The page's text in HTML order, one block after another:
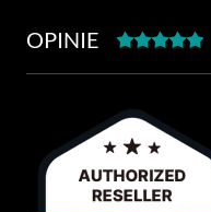
OPINIE